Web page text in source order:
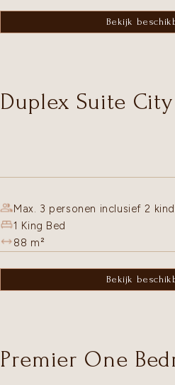
Bekijk
Duplex Suite
Max. 3 personen inclusief 2
1 King Bed
88 m²
Bekijk
Premier One